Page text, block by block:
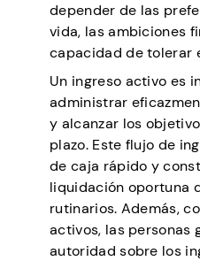
depender de las
vida, las ambiciones
capacidad de tolerar
Un ingreso activo es
administrar
y alcanzar los
plazo. Este flujo de
de caja rápido y
liquidación oportuna
rutinarios. Además,
activos, las personas
autoridad sobre los